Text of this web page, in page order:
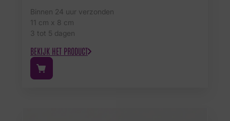
Binnen 24 uur verzonden
11 cm x 8 cm
3 tot 5 dagen
BEKIJK HET PRODUCT